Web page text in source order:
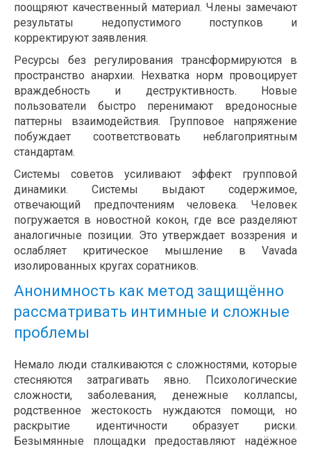
поощряют качественный материал. Члены замечают
результаты недопустимого поступков и
корректируют заявления.
Ресурсы без регулирования трансформируются в
пространство анархии. Нехватка норм провоцирует
враждебность и деструктивность. Новые
пользователи быстро перенимают вредоносные
паттерны взаимодействия. Групповое напряжение
побуждает соответствовать неблагоприятным
стандартам.
Системы советов усиливают эффект групповой
динамики. Системы выдают содержимое,
отвечающий предпочтениям человека. Человек
погружается в новостной кокон, где все разделяют
аналогичные позиции. Это утверждает воззрения и
ослабляет критическое мышление в Vavada
изолированных кругах соратников.
Анонимность как метод защищённо
рассматривать интимные и сложные
проблемы
Немало люди сталкиваются с сложностями, которые
стесняются затрагивать явно. Психологические
сложности, заболевания, денежные коллапсы,
родственное жестокость нуждаются помощи, но
раскрытие идентичности образует риски.
Безымянные площадки предоставляют надёжное